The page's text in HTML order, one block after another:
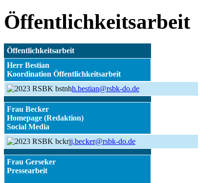
Öffentlichkeitsarbeit
Öffentlichkeitsarbeit
Herr Bestian
Koordination Öffentlichkeitsarbeit
h.bestian@rsbk-do.de
Frau Becker
Homepage (Redaktion)
Social Media
j.becker@rsbk-do.de
Frau Gerseker
Pressearbeit